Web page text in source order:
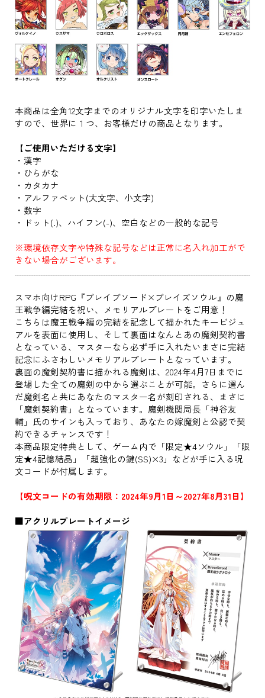
本商品は全角12文字までのオリジナル文字を印字いたしま
すので、世界に１つ、お客様だけの商品となります。
【ご使用いただける文字】
・漢字
・ひらがな
・カタカナ
・アルファベット(大文字、小文字)
・数字
・ドット(.)、ハイフン(-)、空白などの一般的な記号
※環境依存文字や特殊な記号などは正常に名入れ加工がで
きない場合がございます。
スマホ向けRPG『ブレイブソード×ブレイズソウル』の魔
王戦争編完結を祝い、メモリアルプレートをご用意！
こちらは魔王戦争編の完結を記念して描かれたキービジュ
アルを表面に使用し、そして裏面はなんとあの魔剣契約書
となっている、マスターなら必ず手に入れたいまさに完結
記念にふさわしいメモリアルプレートとなっています。
裏面の魔剣契約書に描かれる魔剣は、2024年4月7日までに
登場した全ての魔剣の中から選ぶことが可能。さらに選ん
だ魔剣名と共にあなたのマスター名が刻印される、まさに
「魔剣契約書」となっています。魔剣機関局長「神谷友
輔」氏のサインも入っており、あなたの嫁魔剣と公認で契
約できるチャンスです！
本商品限定特典として、ゲーム内で「限定★4ソウル」「限
定★4記憶結晶」「超強化の鍵(SS)×3」などが手に入る呪
文コードが付属します。
【呪文コードの有効期限：2024年9月1日～2027年8月31日】
■アクリルプレートイメージ